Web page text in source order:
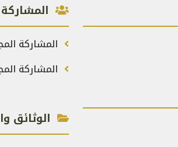
المشاركة
المشاركة
الوثائق